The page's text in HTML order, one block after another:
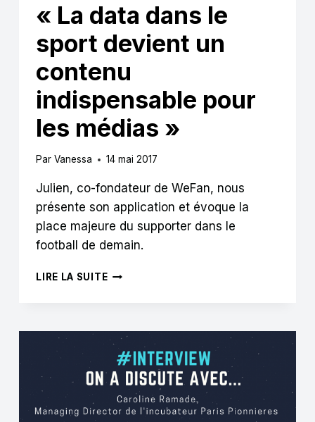
« La data dans le
sport devient un
contenu
indispensable pour
les médias »
Par Vanessa 14 mai 2017
Julien, co-fondateur de WeFan, nous
présente son application et évoque la
place majeure du supporter dans le
football de demain.
LIRE LA SUITE« LA
SPORT
DEVIENT
UN
CONTENU
INDISPENSABLE
POUR